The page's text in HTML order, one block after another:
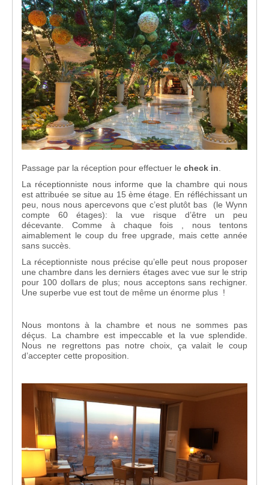
Passage par la réception pour effectuer le check in
La réceptionniste nous informe que la chambre qui nous
est attribuée se situe au 15 ème étage. En réfléchissant un
peu, nous nous apercevons que c’est plutôt bas (le Wynn
compte 60 étages): la vue risque d’être un peu
décevante. Comme à chaque fois , nous tentons
aimablement le coup du free upgrade, mais cette année
sans succès.
La réceptionniste nous précise qu’elle peut nous proposer
une chambre dans les derniers étages avec vue sur le strip
pour 100 dollars de plus; nous acceptons sans rechigner.
Une superbe vue est tout de même un énorme plus !
Nous montons à la chambre et nous ne sommes pas
déçus. La chambre est impeccable et la vue splendide.
Nous ne regrettons pas notre choix, ça valait le coup
d’accepter cette proposition.